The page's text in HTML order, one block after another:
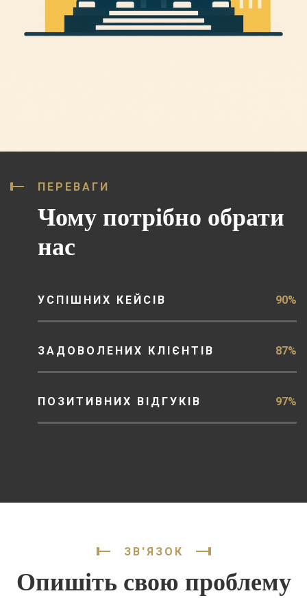
ПЕРЕВАГИ
Чому потрібно обрати
нас
УСПІШНИХ КЕЙСІВ 90%
ЗАДОВОЛЕНИХ КЛІЄНТІВ 87%
ПОЗИТИВНИХ ВІДГУКІВ 97%
ЗВ'ЯЗОК
Опишіть свою проблему